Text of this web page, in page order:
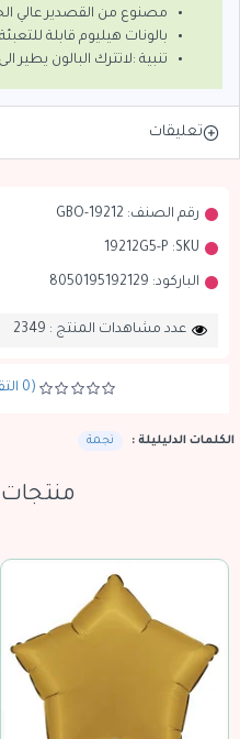
رقم الصنف: GBO-19212
SKU:
19212G5-P
الباركود: 8050195192129
عدد مشاهدات المنتج : 2349
(0 التقييمات)
مصنوع من القصدير عالي
بالونات هيليوم قابلة
تنبية :لاتترك البالون يطير
تعليقات
الكلمات الدليليلة : نجمة